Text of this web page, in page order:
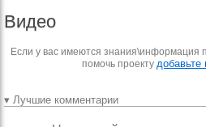
Видео
Если у вас имеются знания\информация
помочь проекту добавьте
▾ Лучшие комментарии